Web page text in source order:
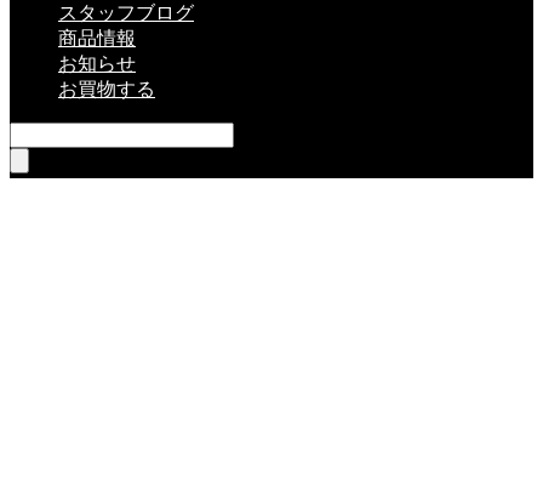
スタッフブログ
商品情報
お知らせ
お買物する